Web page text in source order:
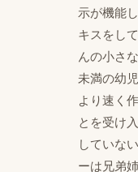
示が機能
キスをし
んの小さ
未満の幼
より速く
とを受け
していな
ーは兄弟